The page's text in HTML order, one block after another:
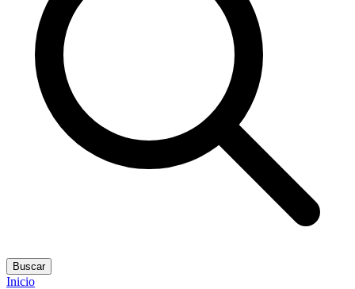
Buscar
Inicio